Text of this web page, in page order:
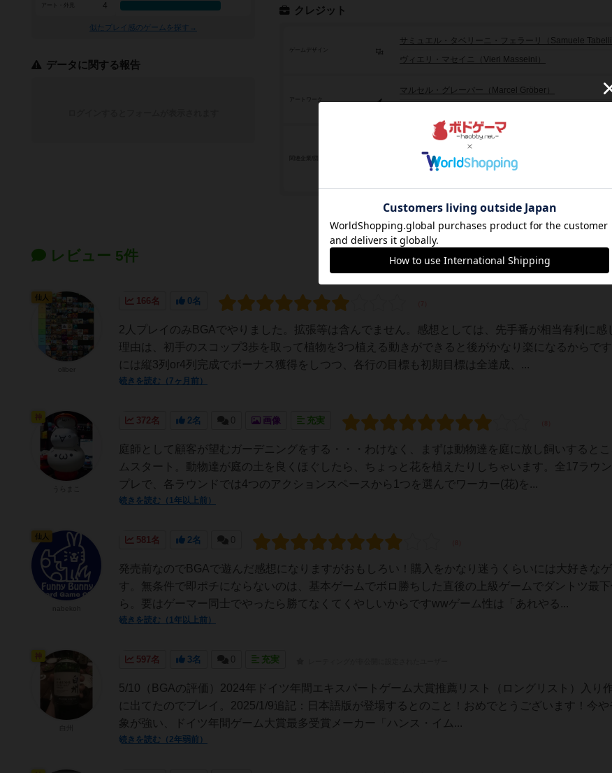
クレジット
ゲームデザイン
サミュエル・タベリーニ・フェラーリ（Samuele
ヴィエリ・マセイニ（Vieri Masseini）
アートワーク
マルセル・グレーバー（Marcel Gröber）
フランツ・ゲオルク・シュテメレ（Franz-Georg
ハンス・イム・グリュック（Hans im Glück）
アスモデ（Asmodee）
アート・外見 4
似たプレイ感のゲームを探す→
データに関する報告
レビュー 5件
166名 0名
2人プレイのみBGAでやりました。拡張等は含んでません。感想としては、先手番が相当有利に感
理由は、初手のスコップ3歩を取って植物を3つ植える動きができると後がかなり楽になるからで
には縦3列or4列完成でボーナス獲得をしつつ、各行の目標も初期目標は全達成、...
続きを読む（7ヶ月前）
仙人
372名 2名 0 画像 充実
庭師として顧客が望むガーデニングをする・・・わけなく、まずは動物達を庭に放し飼いすると
ムスタート。動物達が庭の土を良くほぐしたら、ちょっと花を植えたりしちゃいます。全17ラウ
プレで、各ラウンドでは4つのアクションスペースから1つを選んでワーカー(花)を...
続きを読む（1年以上前）
581名 2名 0
発売前なのでBGAで遊んだ感想になりますがおもしろい！購入をかなり迷うくらいには大好きな
す。無条件で即ポチにならないのは、基本ゲームでボロ勝ちした直後の上級ゲームでダントツ最
ら。要はゲーマー同士でやったら勝てなくてくやしいからですwwゲーム性は「あれやる...
続きを読む（1年以上前）
仙人
597名 3名 0 充実
5/10（BGAの評価）2024年ドイツ年間エキスパートゲーム大賞推薦リスト（ロングリスト）入り
に出てたのでプレイ。2025/1/9追記：日本語版が登場するとのこと！おめでとうございます！今や
象が強い、ドイツ年間ゲーム大賞最多受賞メーカー「ハンス・イム...
続きを読む（2年弱前）